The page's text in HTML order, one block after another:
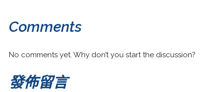
Comments
No comments yet. Why don’t you start the discussion?
發佈留言